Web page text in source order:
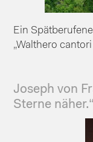
Ein
„Walthero
Joseph von
Sterne näher.“